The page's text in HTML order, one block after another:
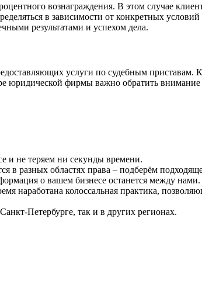
вознаграждения. В этом случае
в зависимости от конкретных условий
результатами и успехом дела.
услуги по судебным приставам.
фирмы важно обратить внимание
и не теряем ни секунды времени.
в разных областях права – подберём
о вашем бизнесе останется между нами.
наработана колоссальная практика,
Петербурге, так и в других регионах.